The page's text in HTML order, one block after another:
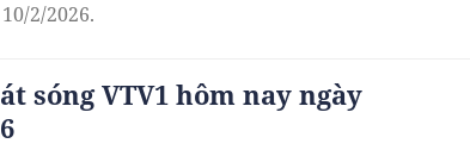
2/2026.
sóng VTV1 hôm nay ngày